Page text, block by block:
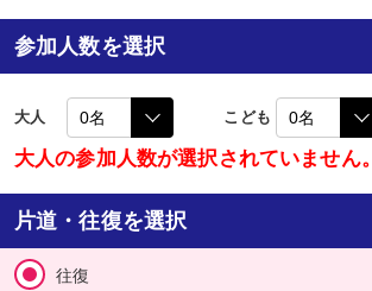
参加人数を選択
大人 こども
大人の参加人数が選択されていません。
片道・往復を選択
往復